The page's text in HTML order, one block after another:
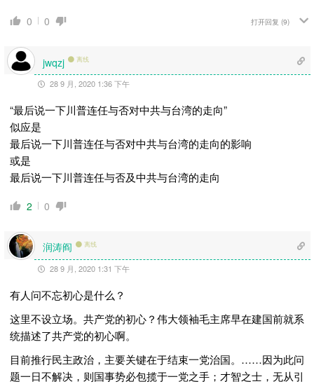
0 0 打开回复 (9)
jwqzj 离线
28 9 月, 2020 1:36 下午
“最后说一下川普连任与否对中共与台湾的走向”
似应是
最后说一下川普连任与否对中共与台湾的走向的影响
或是
最后说一下川普连任与否及中共与台湾的走向
2 0
润涛阎 离线
28 9 月, 2020 1:31 下午
有人问不忘初心是什么？
这里不设立场。共产党的初心？伟大领袖毛主席早在建国前就系
统描述了共产党的初心啊。
目前推行民主政治，主要关键在于结束一党治国。……因为此问
题一日不解决，则国事势必包揽于一党之手；才智之士，无从引